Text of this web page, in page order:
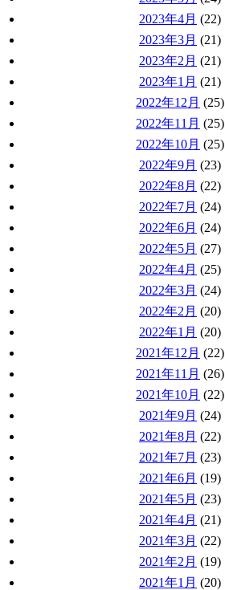
2023年4月 (22)
2023年3月 (21)
2023年2月 (21)
2023年1月 (21)
2022年12月 (25)
2022年11月 (25)
2022年10月 (25)
2022年9月 (23)
2022年8月 (22)
2022年7月 (24)
2022年6月 (24)
2022年5月 (27)
2022年4月 (25)
2022年3月 (24)
2022年2月 (20)
2022年1月 (20)
2021年12月 (22)
2021年11月 (26)
2021年10月 (22)
2021年9月 (24)
2021年8月 (22)
2021年7月 (23)
2021年6月 (19)
2021年5月 (23)
2021年4月 (21)
2021年3月 (22)
2021年2月 (19)
2021年1月 (20)